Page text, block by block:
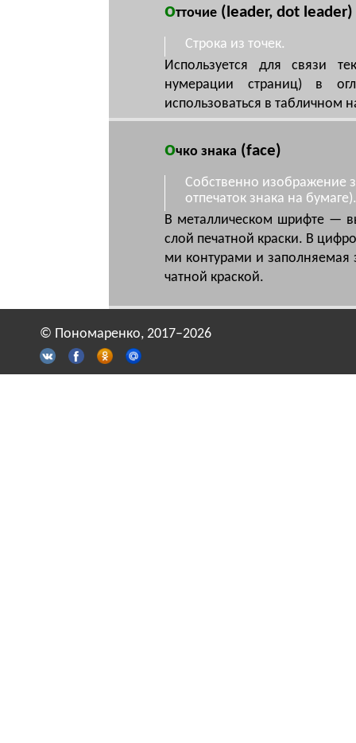
отточие (leader, dot leader)
Строка из точек.
Используется для связи
нумерации страниц) в
использоваться в табличном
очко знака (face)
Собственно изображение
отпечаток знака на бумаге).
В ме­тал­ли­чес­ком шриф­те —
слой пе­чат­ной крас­ки. В
ми кон­ту­ра­ми и
чат­ной крас­кой.
© Пономаренко, 2017–